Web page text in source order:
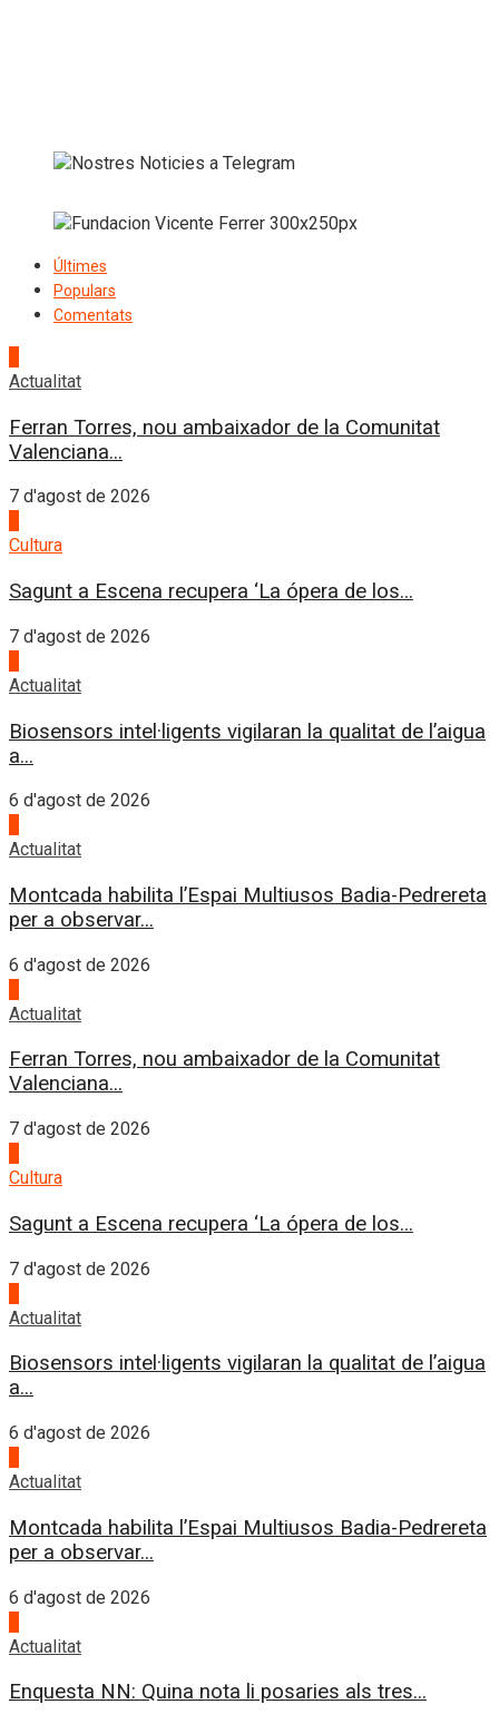
Últimes
Populars
Comentats
Actualitat
Ferran Torres, nou ambaixador de la Comunitat
Valenciana...
7 d'agost de 2026
Cultura
Sagunt a Escena recupera ‘La ópera de los...
7 d'agost de 2026
Actualitat
Biosensors intel·ligents vigilaran la qualitat de l’aigua
a...
6 d'agost de 2026
Actualitat
Montcada habilita l’Espai Multiusos Badia-Pedrereta
per a observar...
6 d'agost de 2026
Actualitat
Ferran Torres, nou ambaixador de la Comunitat
Valenciana...
7 d'agost de 2026
Cultura
Sagunt a Escena recupera ‘La ópera de los...
7 d'agost de 2026
Actualitat
Biosensors intel·ligents vigilaran la qualitat de l’aigua
a...
6 d'agost de 2026
Actualitat
Montcada habilita l’Espai Multiusos Badia-Pedrereta
per a observar...
6 d'agost de 2026
Actualitat
Enquesta NN: Quina nota li posaries als tres...